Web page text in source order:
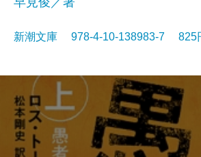
新潮文庫 978-4-10-138983-7